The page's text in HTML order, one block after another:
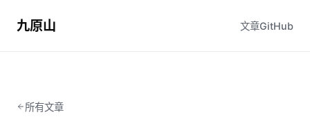
九原山 文章GitHub
所有文章